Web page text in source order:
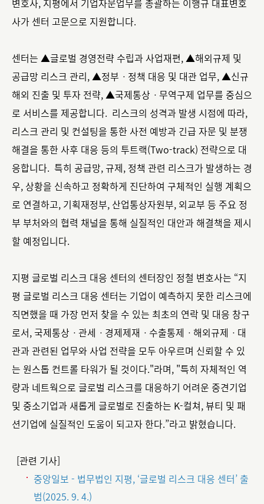
변호사, 지평에서 기업자문업무를 총괄하는 이행규 대표변호
사가 센터 고문으로 지원합니다.
센터는 ▲글로벌 경영전략 수립과 사업재편, ▲해외규제 및
공급망 리스크 관리, ▲정부ㆍ정책 대응 및 대관 업무, ▲신규
해외 진출 및 투자 전략, ▲국제통상ㆍ무역구제 업무를 중심으
로 서비스를 제공합니다. 리스크의 성격과 발생 시점에 따라,
리스크 관리 및 컨설팅을 통한 사전 예방과 긴급 자문 및 분쟁
해결을 통한 사후 대응 등의 투트랙(Two-track) 전략으로 대
응합니다. 특히 공급망, 규제, 정책 관련 리스크가 발생하는 경
우, 상황을 신속하고 정확하게 진단하여 구체적인 실행 계획으
로 연결하고, 기획재정부, 산업통상자원부, 외교부 등 주요 정
부 부처와의 협력 채널을 통해 실질적인 대안과 해결책을 제시
할 예정입니다.
지평 글로벌 리스크 대응 센터의 센터장인 정철 변호사는 “지
평 글로벌 리스크 대응 센터는 기업이 예측하지 못한 리스크에
직면했을 때 가장 먼저 찾을 수 있는 최초의 연락 및 대응 창구
로서, 국제통상ㆍ관세ㆍ경제제재ㆍ수출통제ㆍ해외규제ㆍ대
관과 관련된 업무와 사업 전략을 모두 아우르며 신뢰할 수 있
는 원스톱 컨트롤 타워가 될 것이다."라며, "특히 자체적인 역
량과 네트웍으로 글로벌 리스크를 대응하기 어려운 중견기업
및 중소기업과 새롭게 글로벌로 진출하는 K-컬쳐, 뷰티 및 패
션기업에 실질적인 도움이 되고자 한다.”라고 밝혔습니다.
[관련 기사]
중앙일보 - 법무법인 지평, ‘글로벌 리스크 대응 센터’ 출
범(2025. 9. 4.)